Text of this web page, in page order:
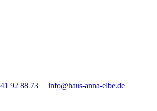
92 88 73
info@haus-anna-elbe.de